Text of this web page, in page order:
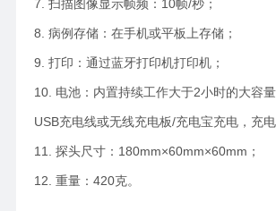
7. 扫描图像显示帧频：10帧/秒；
8. 病例存储：在手机或平板上存储；
9. 打印：通过蓝牙打印机打印机；
10. 电池：内置持续工作大于2小时的大容
USB充电线或无线充电板/充电宝充电，充
11. 探头尺寸：180mm×60mm×60mm；
12. 重量：420克。